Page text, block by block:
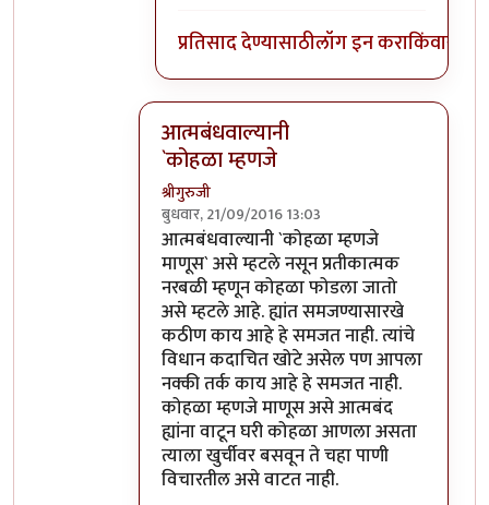
प्रतिसाद देण्यासाठीलॉग इन कराकिंवा
आत्मबंधवाल्यानी
`कोहळा म्हणजे
श्रीगुरुजी
बुधवार, 21/09/2016 13:03
In reply toआत्मबंधवाल्यानी `कोहळा म्हणजे
आत्मबंधवाल्यानी `कोहळा म्हणजे
माणूस` असे म्हटले नसून प्रतीकात्मक
नरबळी म्हणून कोहळा फोडला जातो
असे म्हटले आहे. ह्यांत समजण्यासारखे
कठीण काय आहे हे समजत नाही. त्यांचे
विधान कदाचित खोटे असेल पण आपला
नक्की तर्क काय आहे हे समजत नाही.
कोहळा म्हणजे माणूस असे आत्मबंद
ह्यांना वाटून घरी कोहळा आणला असता
त्याला खुर्चीवर बसवून ते चहा पाणी
विचारतील असे वाटत नाही.